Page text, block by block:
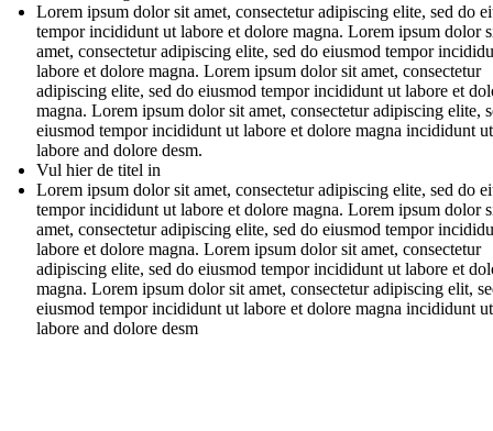
Lorem ipsum dolor sit amet, consectetur adipiscing elite, sed do
tempor incididunt ut labore et dolore magna. Lorem ipsum dolor
amet, consectetur adipiscing elite, sed do eiusmod tempor
labore et dolore magna. Lorem ipsum dolor sit amet, consectetur
adipiscing elite, sed do eiusmod tempor incididunt ut labore et
magna. Lorem ipsum dolor sit amet, consectetur adipiscing elite,
eiusmod tempor incididunt ut labore et dolore magna incididunt ut
labore and dolore desm.
Vul hier de titel in
Lorem ipsum dolor sit amet, consectetur adipiscing elite, sed do
tempor incididunt ut labore et dolore magna. Lorem ipsum dolor
amet, consectetur adipiscing elite, sed do eiusmod tempor
labore et dolore magna. Lorem ipsum dolor sit amet, consectetur
adipiscing elite, sed do eiusmod tempor incididunt ut labore et
magna. Lorem ipsum dolor sit amet, consectetur adipiscing elit,
eiusmod tempor incididunt ut labore et dolore magna incididunt ut
labore and dolore desm